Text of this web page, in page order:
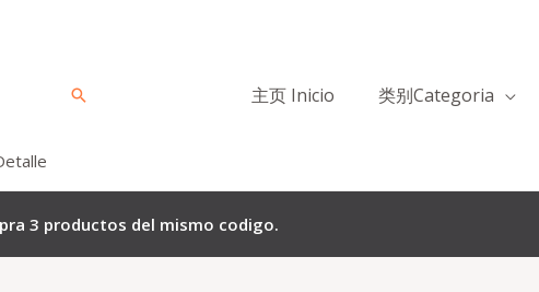
Buscar 主页 Inicio 类别Categoria
3 productos del mismo codigo.